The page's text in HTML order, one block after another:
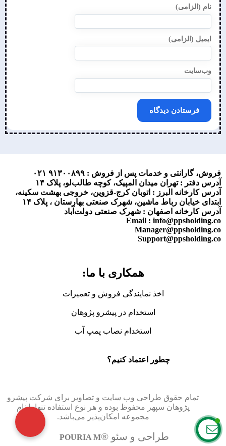
نام (الزامی)
ایمیل (الزامی)
وب‌سایت
فروش، گارانتی و خدمات پس از فروش : ۹۱۳۰۰۸۹۹ ۰۲۱
آدرس دفتر : تهران میدان المپیک، کوچه طالب‌لو، پلاک ۱۴
آدرس کارخانه البرز : اتوبان کرج-قزوین، خروجی بهشت سکینه،
ابتدای خیابان رباط ماشین، شهرک صنعتی بهارستان ، پلاک ۱۴
آدرس کارخانه اصفهان : شهرک صنعتی دولت‌آباد
Email : info@ppsholding.co
Manager@ppsholding.co
Support@ppsholding.co
همکاری با ما:
اخذ نمایندگی فروش و تعمیرات
استخدام در پیشرو پژوهان
استخدام نصاب پمپ آب
چطور اعتماد کنیم؟
تمام حقوق طراحی وب سایت و تصاویر برای شرکت پیشرو
پژوهان سپهر محفوظ بوده و هر نوع استفاده تنها با نام
مجموعه امکان‌پذیر می‌باشد.
POURIA M ® طراحی و سئو